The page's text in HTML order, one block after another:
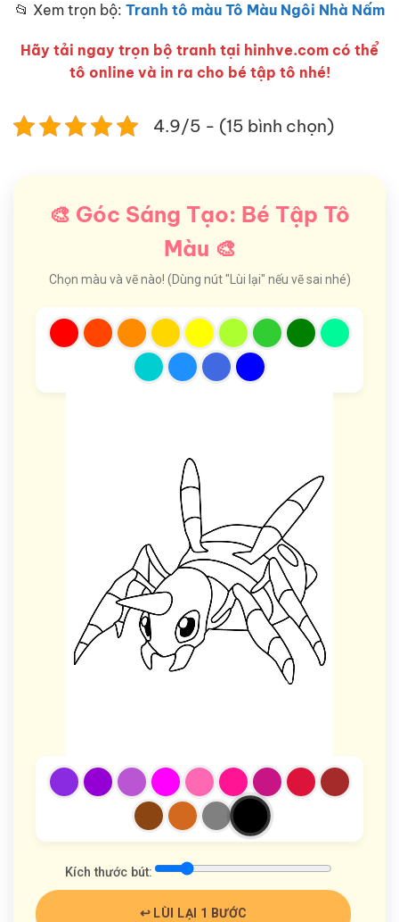
📂 Xem trọn bộ: Tranh tô màu Tô Màu Ngôi Nhà Nấm
Hãy tải ngay trọn bộ tranh tại hinhve.com có thể
tô online và in ra cho bé tập tô nhé!
4.9/5 - (15 bình chọn)
🎨 Góc Sáng Tạo: Bé Tập Tô
Màu 🎨
Chọn màu và vẽ nào! (Dùng nút "Lùi lại" nếu vẽ sai nhé)
Kích thước bút:
↩️ LÙI LẠI 1 BƯỚC